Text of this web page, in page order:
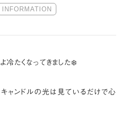
INFORMATION
冷たくなってきました❄️
キャンドルの光は見ているだけで心